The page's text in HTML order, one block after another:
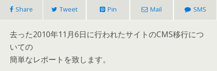
Share Tweet Pin Mail SMS
去った2010年11月6日に行われたサイトのCMS移行につ
いての
簡単なレポートを致します。